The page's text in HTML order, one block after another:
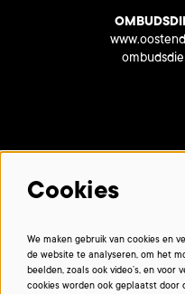
Cookies
We maken gebruik van cookies en
de website te analyseren, om het
beelden, zoals ook video’s, en voor
cookies worden ook geplaatst door